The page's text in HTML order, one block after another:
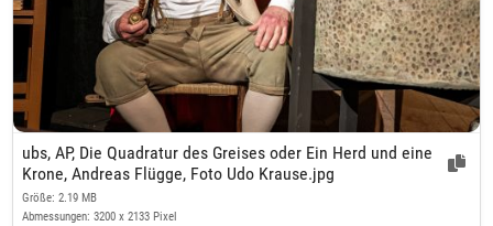
ubs, AP, Die Quadratur des Greises oder Ein Herd und eine
Krone, Andreas Flügge, Foto Udo Krause.jpg
Größe: 2.19 MB
Abmessungen: 3200 x 2133 Pixel